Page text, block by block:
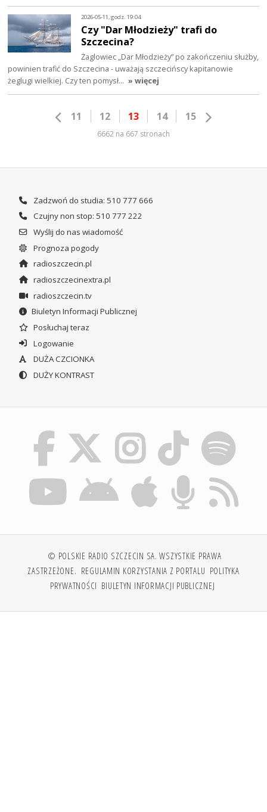
2026-05-11, godz. 19:04
Czy "Dar Młodzieży" trafi do
Szczecina?
Żaglowiec „Dar Młodzieży” po zakończeniu służby,
powinien trafić do Szczecina - uważają szczecińscy kapitanowie
żeglugi wielkiej. Czy ten pomysł… » więcej
11 12 13 14 15
6662 na 667 stronach
Zadzwoń do studia: 510 777 666
Czujny non stop: 510 777 222
Wyślij do nas wiadomość
Prognoza pogody
radioszczecin.pl
radioszczecinextra.pl
radioszczecin.tv
Biuletyn Informacji Publicznej
Posłuchaj teraz
Logowanie
DUŻA CZCIONKA
DUŻY KONTRAST
© POLSKIE RADIO SZCZECIN SA. WSZYSTKIE PRAWA
ZASTRZEŻONE. REGULAMIN KORZYSTANIA Z PORTALU POLITYKA
PRYWATNOŚCI BIULETYN INFORMACJI PUBLICZNEJ